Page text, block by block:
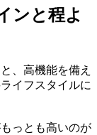
ンと程よ
、高機能を備え
イフスタイルに
っとも高いのが